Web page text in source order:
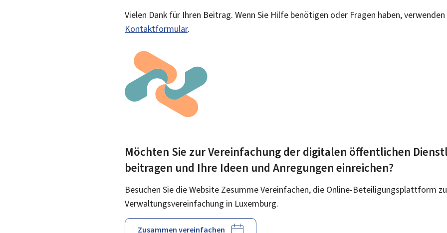
Vielen Dank für Ihren Beitrag. Wenn Sie Hilfe benötigen oder Fragen haben,
Kontaktformular.
Möchten Sie zur Vereinfachung der digitalen öffentlichen
beitragen und Ihre Ideen und Anregungen einreichen?
Besuchen Sie die Website Zesumme Vereinfachen, die Online-Beteiligungsplattform
Verwaltungsvereinfachung in Luxemburg.
Zusammen vereinfachen